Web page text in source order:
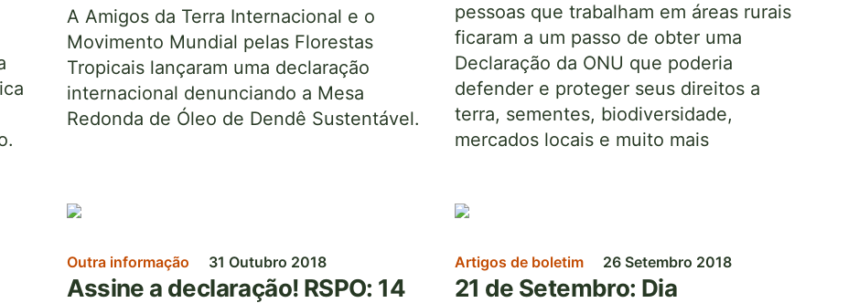
A Amigos da Terra Internacional e o
Movimento Mundial pelas Florestas
Tropicais lançaram uma declaração
internacional denunciando a Mesa
Redonda de Óleo de Dendê Sustentável.
pessoas que trabalham em áreas rurais
ficaram a um passo de obter uma
Declaração da ONU que poderia
defender e proteger seus direitos a
terra, sementes, biodiversidade,
mercados locais e muito mais
Imagem
Outra informação 31 Outubro 2018
Assine a declaração! RSPO: 14
Imagem
Artigos de boletim 26 Setembro 2018
21 de Setembro: Dia